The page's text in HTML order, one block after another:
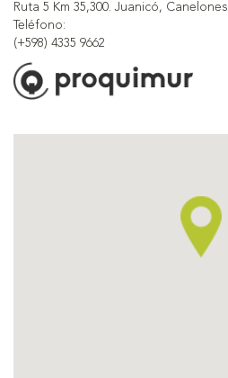
Ruta 5 Km 35,300. Juanicó, Canelones
Teléfono:
(+598) 4335 9662